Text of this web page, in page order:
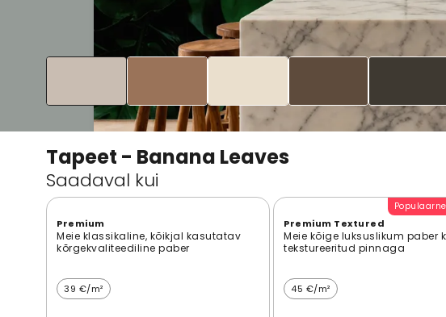
Tapeet - Banana Leaves
Saadaval kui
Premium
Meie klassikaline, kõikjal kasutatav
kõrgekvaliteediline paber
39 €/m²
Premium Textured
Meie kõige luksuslikum paber
tekstureeritud pinnaga
45 €/m²